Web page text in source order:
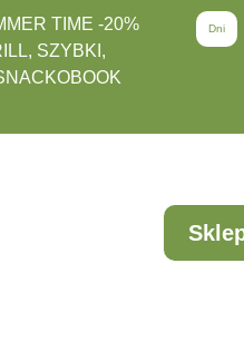
TIME -20%
SZYBKI,
Dni